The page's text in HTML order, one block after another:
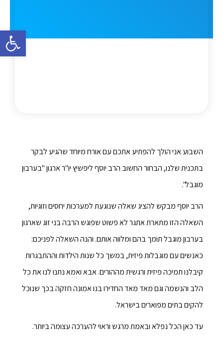
פתח
השבוע אני הולך להפתיע אתכם עם אורח מיוחד שהגיע לבקר
בתכנית שלנו, הבחור החשוב הרב יוסף ליפשיץ יו"ר ארגון "בערבון
מוגבל".
הרב יוסף מבקש להציג שאלה שנוגעת למערכות יחסים וזוגיות,
השאלה הזו מתארת אתגר לא פשוט שפוגש הרבה בני זוג שארגון
בערבון מוגבל תומך בהם ומלווה אותם. והנה השאלה לפניכם:
כאנשים עם מוגבלות פיזית, במשך כל שנות הילדות וההתבגרות
קיבלנו תמיכה פיזית ורגשית מההורים. אבא ואמא נתנו לנו את כל
הלב והנשמה וגם מאד מאד החדירו בנו אמונה חזקה בכך שנוכל
להקים בתים מפוארים בישראל.
עד כאן הכל נפלא ובאמת מרגש וראוי להערכה עצומה ביותר.